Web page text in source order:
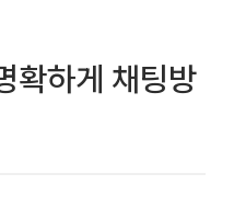
확하게 채팅방